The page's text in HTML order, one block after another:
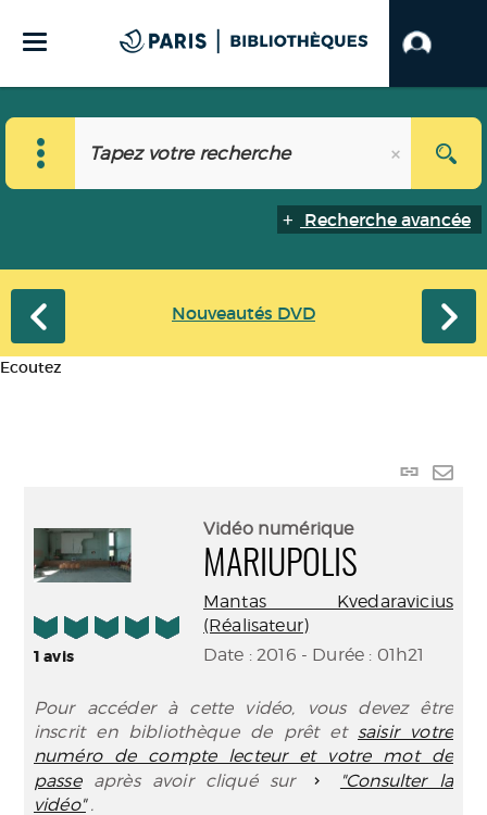
Recherche avancée
Nouveautés DVD
Ecoutez
Lien
5/5
1avis
Vidéo numérique
MARIUPOLIS
Mantas Kvedaravicius
(Réalisateur)
Date : 2016 - Durée : 01h21
Pour accéder à cette vidéo, vous devez être
inscrit en bibliothèque de prêt et saisir votre
numéro de compte lecteur et votre mot de
passe
après avoir cliqué sur
"Consulter la
vidéo" .